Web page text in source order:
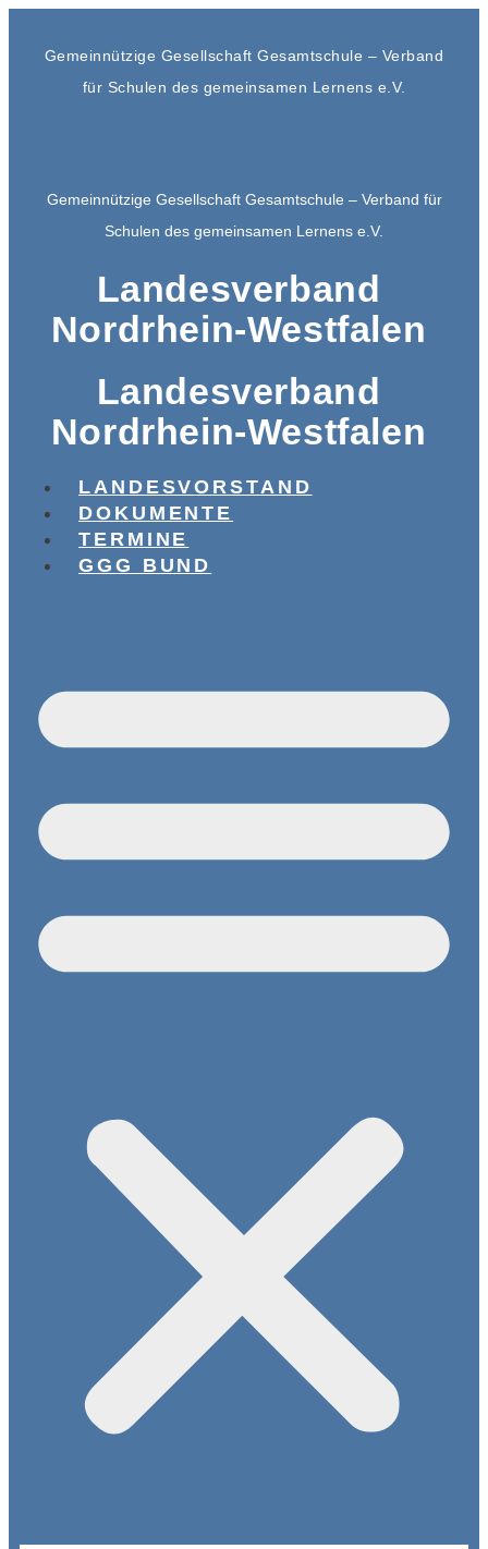
Gemeinnützige Gesellschaft Gesamtschule – Verband
für Schulen des gemeinsamen Lernens e.V.
Gemeinnützige Gesellschaft Gesamtschule – Verband für
Schulen des gemeinsamen Lernens e.V.
Landesverband
Nordrhein-Westfalen
Landesverband
Nordrhein-Westfalen
LANDESVORSTAND
DOKUMENTE
TERMINE
GGG BUND